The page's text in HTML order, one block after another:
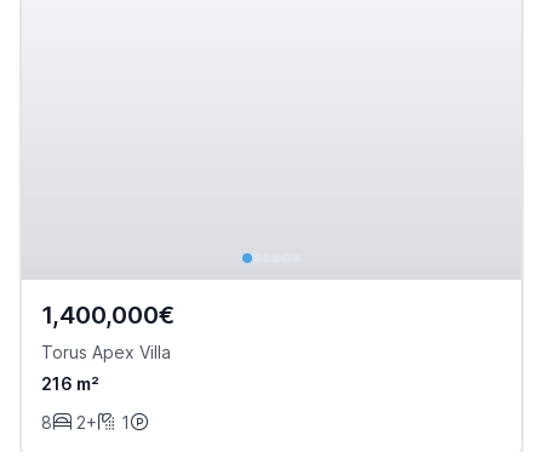
1,400,000€
Torus Apex Villa
216 m²
8
2+ 1